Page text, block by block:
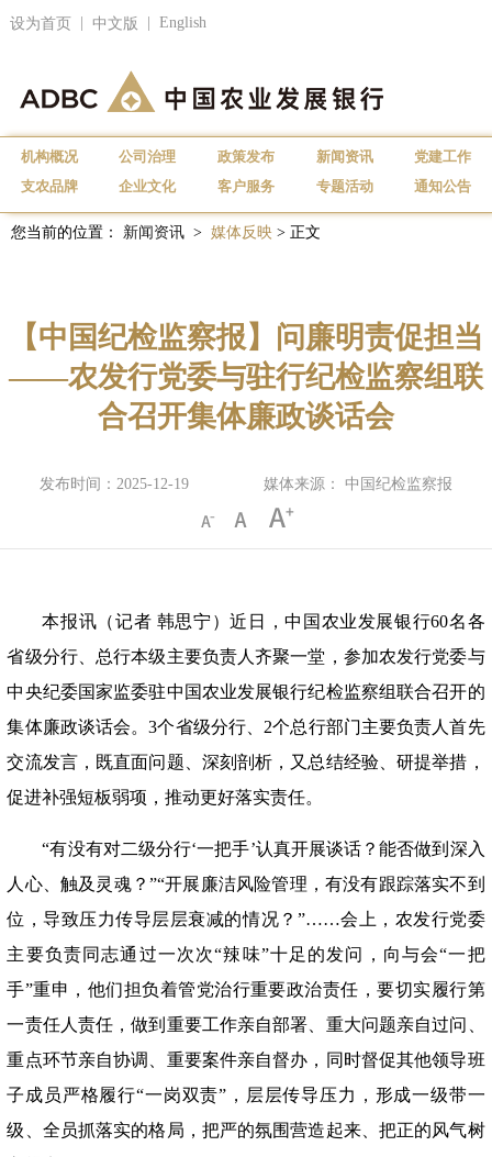
设为首页 中文版 English
机构概况 公司治理 政策发布 新闻资讯
党建工作
支农品牌
企业文化 客户服务 专题活动 通知公告
您当前的位置： 新闻资讯 > 媒体反映 > 正文
【中国纪检监察报】问廉明责促担当
——农发行党委与驻行纪检监察组联
合召开集体廉政谈话会
发布时间：2025-12-19 媒体来源： 中国纪检监察报
本报讯（记者 韩思宁）近日，中国农业发展银行60名各
省级分行、总行本级主要负责人齐聚一堂，参加农发行党委与
中央纪委国家监委驻中国农业发展银行纪检监察组联合召开的
集体廉政谈话会。3个省级分行、2个总行部门主要负责人首先
交流发言，既直面问题、深刻剖析，又总结经验、研提举措，
促进补强短板弱项，推动更好落实责任。
“有没有对二级分行‘一把手’认真开展谈话？能否做到深入
人心、触及灵魂？”“开展廉洁风险管理，有没有跟踪落实不到
位，导致压力传导层层衰减的情况？”……会上，农发行党委
主要负责同志通过一次次“辣味”十足的发问，向与会“一把
手”重申，他们担负着管党治行重要政治责任，要切实履行第
一责任人责任，做到重要工作亲自部署、重大问题亲自过问、
重点环节亲自协调、重要案件亲自督办，同时督促其他领导班
子成员严格履行“一岗双责”，层层传导压力，形成一级带一
级、全员抓落实的格局，把严的氛围营造起来、把正的风气树